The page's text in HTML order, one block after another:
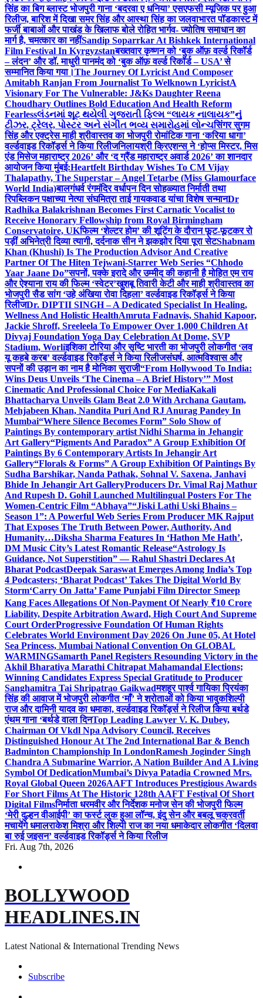
सिंह का बिग ब्लास्ट भोजपुरी गाना ‘बदरवा ए धनिया’ एसएफसी म्यूजिक पर हुआ
रिलीज, बारिश में दिखा समर सिंह और आस्था सिंह का जलवाभारत पॉडकास्ट में
फर्जी बाबाओं और पाखंड के खिलाफ बोले रोहित भार्गव- ज्योतिष समाधान का
मार्ग है, चमत्कार का नहींSandip Soparrkar At Bishkek International
Film Festival In Kyrgyzstanबख्तवार कृष्णन को ‘बुक ऑफ़ वर्ल्ड रिकॉर्ड
– लंदन’ और डॉ. माधुरी पानमंद को ‘बुक ऑफ़ वर्ल्ड रिकॉर्ड – USA’ से
सम्मानित किया गया।The Journey Of Lyricist And Composer
Amitabh Ranjan From Journalist To Welknown LyricistA
Visionary For The Vulnerable: J&Ks Daughter Reena
Choudhary Outlines Bold Education And Health Reform
Fearlessલંડનમાં શૂટ થયેલી ગુજરાતી ફિલ્મ “લાયક નાલાયક”નું
ટીઝર, ટ્રેલર, પોસ્ટર અને સંગીત ભવ્ય સમારોહમાં લોન્ચसिंगर सुगम
सिंह और एक्ट्रेस माही श्रीवास्तव का भोजपुरी रोमांटिक गाना ‘करिया धागा’
वर्ल्डवाइड रिकॉर्ड्स ने किया रिलीजनिलायश्री क्रिएशन्स ने ‘होप्स मिस्टर, मिस
एंड मिसेज महाराष्ट्र 2026’ और ‘द ग्रैंड महाराष्ट्र अवार्ड 2026’ का शानदार
आयोजन किया मुंबई:Heartfelt Birthday Wishes To CM Vijay
Thalapathy, The Superstar – Angel Tetarbe (Miss Glamourface
World India)बालगंधर्व रंगमंदिर वर्धापन दिन सोहळ्यात निर्माती तथा
रिपब्लिकन पक्षाच्या नेत्या संघमित्रा ताई गायकवाड यांचा विशेष सन्मानDr
Radhika Balakrishnan Becomes First Carnatic Vocalist to
Receive Honorary Fellowship from Royal Birmingham
Conservatoire, UKफिल्म ‘शेल्टर होम’ की शूटिंग के दौरान फूट-फूटकर रो
पड़ीं अभिनेत्री दिव्या त्यागी, दर्दनाक सीन ने झकझोर दिया पूरा सेटShabnam
Khan (Khushi) Is The Production Advisor And Creative
Partner Of The Hiten Tejwani-Starrer Web Series “Chhodo
Yaar Jaane Do”सपनों, पक्के इरादे और उम्मीद की कहानी है मोहित एम राय
और ऐश्याना राय की फिल्म ‘स्वेटर’खुशबू तिवारी केटी और माही श्रीवास्तव का
भोजपुरी सैड सांग ‘उहे अंखिया रोवा दिहला’ वर्ल्डवाइड रिकॉर्ड्स ने किया
रिलीजDr. DIPTII SINGH – A Dedicated Specialist In Healing,
Wellness And Holistic HealthAmruta Fadnavis, Shahid Kapoor,
Jackie Shroff, Sreeleela To Empower Over 1,000 Children At
Divyaj Foundation Yoga Day Celebration At Dome, SVP
Stadium, Worliइशिका टोरिया और सृष्टि भारती का भोजपुरी लोकगीत ‘लव
यू कहबे करब’ वर्ल्डवाइड रिकॉर्ड्स ने किया रिलीजसंघर्ष, आत्मविश्वास और
सपनों की उड़ान का नाम है मोनिका सुराजी“From Hollywood To India:
Wins Deus Unveils ‘The Cinema – A Brief History’” Most
Cinematic And Professional Choice For MediaKakali
Bhattacharya Unveils Glam Beat 2.0 With Archana Gautam,
Mehjabeen Khan, Nandita Puri And RJ Anurag Pandey In
Mumbai“Where Silence Becomes Form” Solo Show of
Paintings By contemporary artist Nidhi Sharma in Jehangir
Art Gallery“Pigments And Paradox” A Group Exhibition Of
Paintings By 6 Contemporary Artists In Jehangir Art
Gallery“Florals & Forms” A Group Exhibition Of Paintings By
Sudha Barshikar, Nanda Pathak, Sohnal V. Saxena, Janhavi
Bhide In Jehangir Art GalleryProducers Dr. Vimal Raj Mathur
And Rupesh D. Gohil Launched Multilingual Posters For The
Women-Centric Film “Abhaya”“Jiski Lathi Uski Bhains –
Season 1”: A Powerful Web Series From Producer MK Rajput
That Exposes The Truth Between Power, Authority, And
Humanity…Diksha Sharma Features In ‘Hathon Me Hath’,
DM Music City’s Latest Romantic Release“Astrology Is
Guidance, Not Superstition” — Rahul Shastri Declares At
Bharat PodcastDeepak Saraswat Emerges Among India’s Top
4 Podcasters; ‘Bharat Podcast’ Takes The Digital World By
Storm‘Carry On Jatta’ Fame Punjabi Film Director Smeep
Kang Faces Allegations Of Non-Payment Of Nearly ₹10 Crore
Liability, Despite Arbitration Award, High Court And Supreme
Court OrderProgressive Foundation Of Human Rights
Celebrates World Environment Day 2026 On June 05, At Hotel
Sea Princess, Mumbai National Convention On GLOBAL
WARMINGSamarth Panel Registers Resounding Victory in the
Akhil Bharatiya Marathi Chitrapat Mahamandal Elections;
Winning Candidates Express Special Gratitude to Producer
Sanghamitra Tai Shripatrao Gaikwadमशहूर पार्श्व गायिका प्रियंका
सिंह की आवाज में भोजपुरी लोकगीत ‘माँ’ ने श्रोताओं को किया भावुकशिल्पी
राज और दामिनी यादव का धमाका, वर्ल्डवाइड रिकॉर्ड्स ने रिलीज किया बर्थडे
एंथम गाना ‘बर्थडे वाला दिनTop Leading Lawyer V. K. Dubey,
Chairman Of Vkdl Npa Advisory Council, Receives
Distinguished Honour At The 2nd International Bar & Bench
Badminton Championship In LondonRamesh Joginder Singh
Chandra A Submarine Warrior, A Nation Builder And A Living
Symbol Of DedicationMumbai’s Divya Patadia Crowned Mrs.
Royal Global Queen 2026AAFT Introduces Prestigious Awards
For Short Films At The Historic 128th AAFT Festival Of Short
Digital Filmsनिर्माता धरमवीर और निर्देशक मनोज सेन की भोजपुरी फिल्म
‘मेरी दुल्हन वीआईपी’ का फर्स्ट लुक हुआ लॉन्च, इंदु सेन और बबलू चक्रवर्ती
मचायेंगे धमालराकेश मिश्रा और शिल्पी राज का नया धमाकेदार लोकगीत ‘दिलवा
बा रुई जइसन’ वर्ल्डवाइड रिकॉर्ड्स ने किया रिलीज
Fri. Aug 7th, 2026
BOLLYWOOD
HEADLINES.IN
Latest National & International Trending News
Subscribe